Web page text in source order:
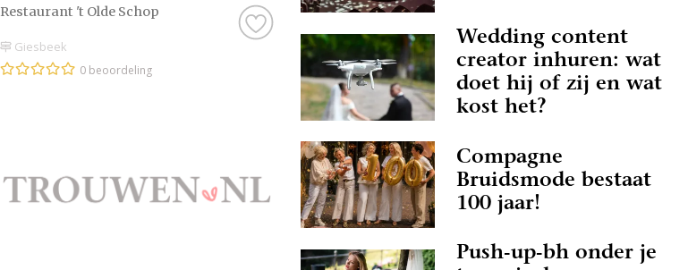
Restaurant 't Olde Schop
Giesbeek
0 beoordeling
Wedding content
creator inhuren: wat
doet hij of zij en wat
kost het?
Compagne
Bruidsmode bestaat
100 jaar!
Push-up-bh onder je